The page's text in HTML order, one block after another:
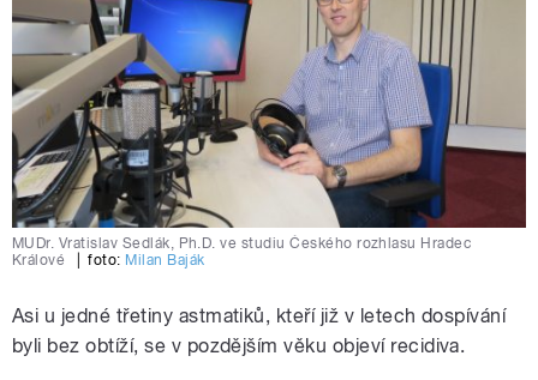
MUDr. Vratislav Sedlák, Ph.D. ve studiu Českého rozhlasu Hradec
Králové
foto: Milan Baják
Asi u jedné třetiny astmatiků, kteří již v letech dospívání
byli bez obtíží, se v pozdějším věku objeví recidiva.